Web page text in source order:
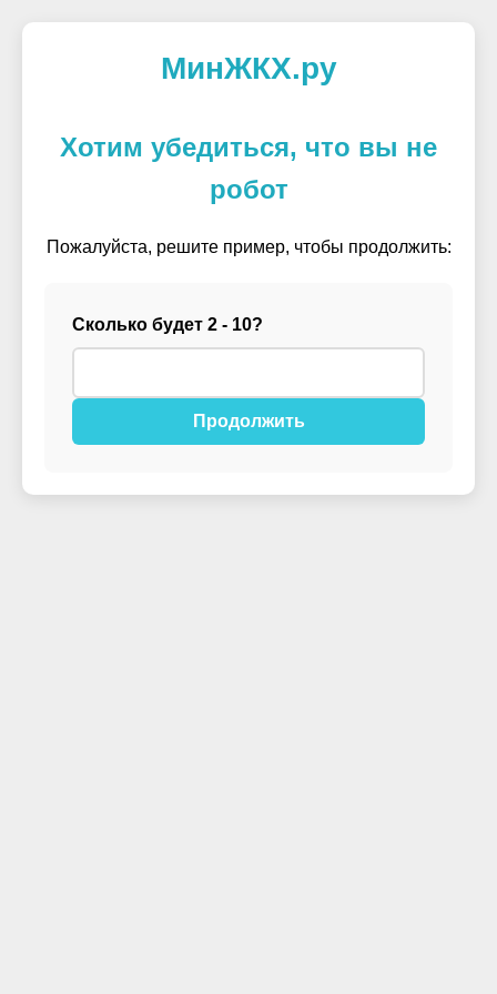
МинЖКХ.ру
Хотим убедиться, что вы не
робот
Пожалуйста, решите пример, чтобы продолжить:
Сколько будет 2 - 10?
Продолжить